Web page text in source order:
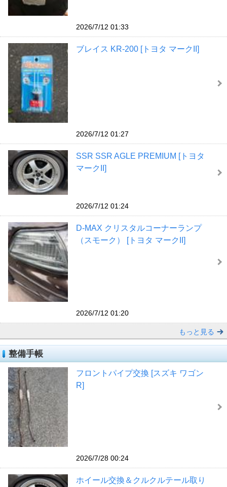
2026/7/12 01:33
ブレイス KR-200 [トヨタ マークII]
2026/7/12 01:27
SSR SSR AGLE PREMIUM [トヨタ
マークII]
2026/7/12 01:24
D-MAX クリスタルコーナーランプ
（スモーク） [トヨタ マークII]
2026/7/12 01:20
もっと見る
整備手帳
フロントパイプ交換 [スズキ ワゴン
R]
2026/7/28 00:24
ホイール交換＆クルクルテール取り